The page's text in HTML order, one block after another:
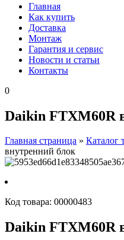
Главная
Как купить
Доставка
Монтаж
Гарантия и сервис
Новости и статьи
Контакты
0
Daikin FTXM60R
Главная страница » Каталог
внутренний блок
Код товара: 00000483
Daikin FTXM60R